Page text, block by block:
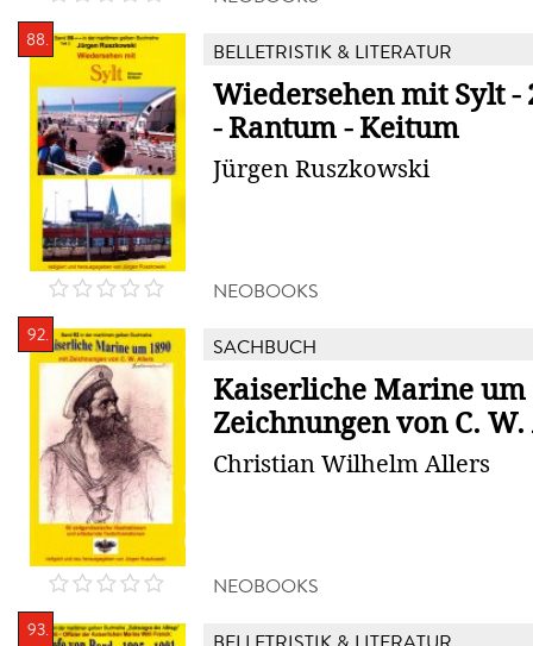
88. BELLETRISTIK & LITERATUR
Wiedersehen mit Sylt -
- Rantum - Keitum
Jürgen Ruszkowski
NEOBOOKS
92. SACHBUCH
Kaiserliche Marine um
Zeichnungen von C.
Christian Wilhelm Allers
NEOBOOKS
93.